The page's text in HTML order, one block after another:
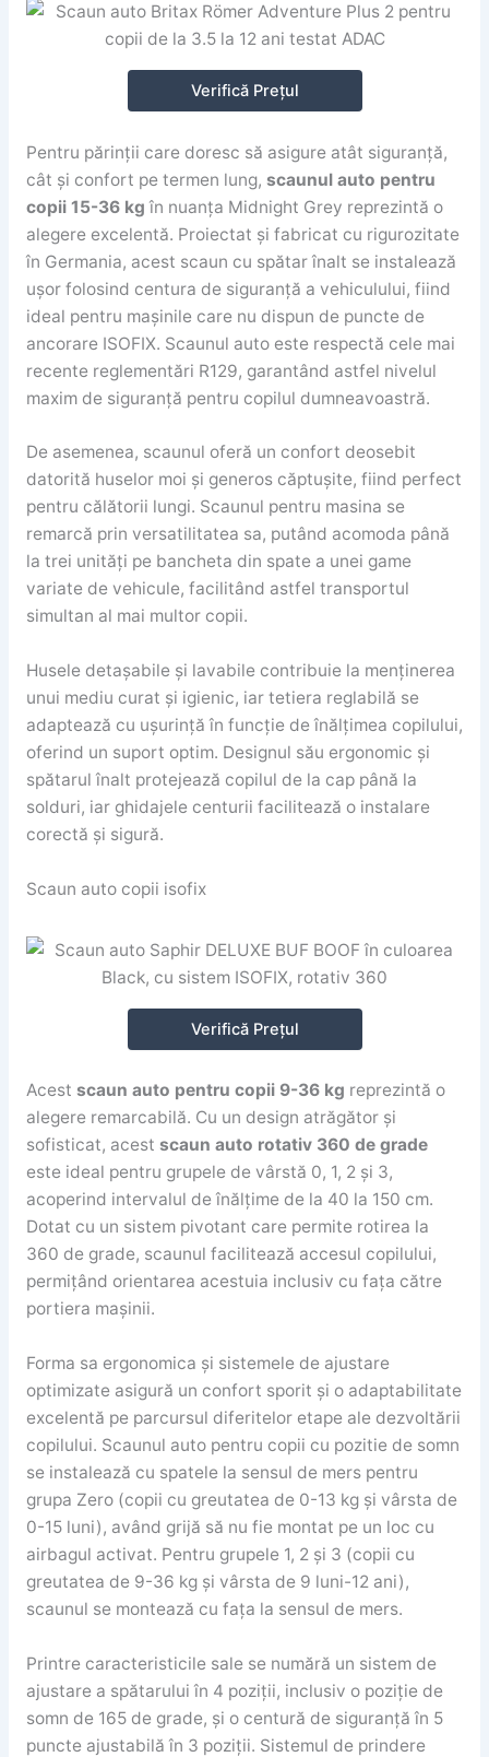
Verifică Prețul
Pentru părinții care doresc să asigure atât siguranță,
cât și confort pe termen lung, scaunul auto pentru
copii 15-36 kgîn nuanța Midnight Grey reprezintă o
alegere excelentă. Proiectat și fabricat cu rigurozitate
în Germania, acest scaun cu spătar înalt se instalează
ușor folosind centura de siguranță a vehiculului, fiind
ideal pentru mașinile care nu dispun de puncte de
ancorare ISOFIX. Scaunul auto este respectă cele mai
recente reglementări R129, garantând astfel nivelul
maxim de siguranță pentru copilul dumneavoastră.
De asemenea, scaunul oferă un confort deosebit
datorită huselor moi și generos căptușite, fiind perfect
pentru călătorii lungi. Scaunul pentru masina se
remarcă prin versatilitatea sa, putând acomoda până
la trei unități pe bancheta din spate a unei game
variate de vehicule, facilitând astfel transportul
simultan al mai multor copii.
Husele detașabile și lavabile contribuie la menținerea
unui mediu curat și igienic, iar tetiera reglabilă se
adaptează cu ușurință în funcție de înălțimea copilului,
oferind un suport optim. Designul său ergonomic și
spătarul înalt protejează copilul de la cap până la
solduri, iar ghidajele centurii facilitează o instalare
corectă și sigură.
Scaun auto copii isofix
Verifică Prețul
Acest scaun auto pentru copii 9-36 kg reprezintă o
alegere remarcabilă. Cu un design atrăgător și
sofisticat, acest scaun auto rotativ 360 de grade
este ideal pentru grupele de vârstă 0, 1, 2 și 3,
acoperind intervalul de înălțime de la 40 la 150 cm.
Dotat cu un sistem pivotant care permite rotirea la
360 de grade, scaunul facilitează accesul copilului,
permițând orientarea acestuia inclusiv cu fața către
portiera mașinii.
Forma sa ergonomica și sistemele de ajustare
optimizate asigură un confort sporit și o adaptabilitate
excelentă pe parcursul diferitelor etape ale dezvoltării
copilului. Scaunul auto pentru copii cu pozitie de somn
se instalează cu spatele la sensul de mers pentru
grupa Zero (copii cu greutatea de 0-13 kg și vârsta de
0-15 luni), având grijă să nu fie montat pe un loc cu
airbagul activat. Pentru grupele 1, 2 și 3 (copii cu
greutatea de 9-36 kg și vârsta de 9 luni-12 ani),
scaunul se montează cu fața la sensul de mers.
Printre caracteristicile sale se numără un sistem de
ajustare a spătarului în 4 poziții, inclusiv o poziție de
somn de 165 de grade, și o centură de siguranță în 5
puncte ajustabilă în 3 poziții. Sistemul de prindere